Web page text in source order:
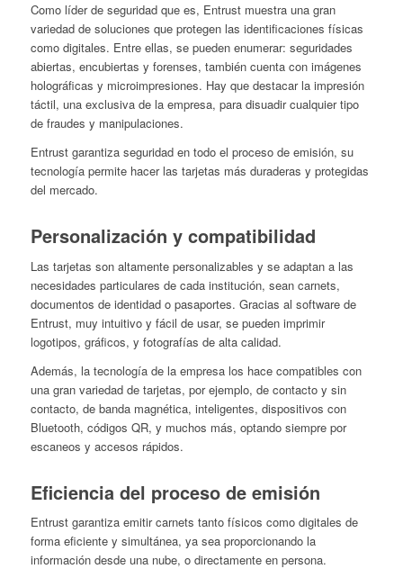
Como líder de seguridad que es, Entrust muestra una gran
variedad de soluciones que protegen las identificaciones físicas
como digitales. Entre ellas, se pueden enumerar: seguridades
abiertas, encubiertas y forenses, también cuenta con imágenes
holográficas y microimpresiones. Hay que destacar la impresión
táctil, una exclusiva de la empresa, para disuadir cualquier tipo
de fraudes y manipulaciones.
Entrust garantiza seguridad en todo el proceso de emisión, su
tecnología permite hacer las tarjetas más duraderas y protegidas
del mercado.
Personalización y compatibilidad
Las tarjetas son altamente personalizables y se adaptan a las
necesidades particulares de cada institución, sean carnets,
documentos de identidad o pasaportes. Gracias al software de
Entrust, muy intuitivo y fácil de usar, se pueden imprimir
logotipos, gráficos, y fotografías de alta calidad.
Además, la tecnología de la empresa los hace compatibles con
una gran variedad de tarjetas, por ejemplo, de contacto y sin
contacto, de banda magnética, inteligentes, dispositivos con
Bluetooth, códigos QR, y muchos más, optando siempre por
escaneos y accesos rápidos.
Eficiencia del proceso de emisión
Entrust garantiza emitir carnets tanto físicos como digitales de
forma eficiente y simultánea, ya sea proporcionando la
información desde una nube, o directamente en persona.